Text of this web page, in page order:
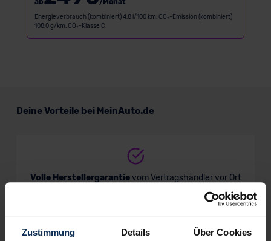
Zustimmung Details Über Cookies
Energieverbrauch (kombiniert) 4,8 l/100 km, CO₂-Emission (kombiniert)
108,0 g/km, CO₂-Klasse C
Deine Vorteile bei MeinAuto.de
Volle Herstellergarantievom Vertragshändler vor Ort